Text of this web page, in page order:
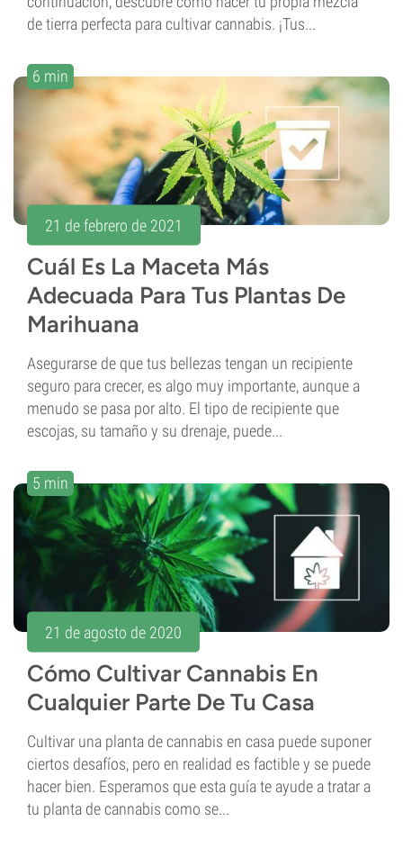
de tierra perfecta para cultivar cannabis. ¡Tus...
6 min
21 de febrero de 2021
Cuál Es La Maceta Más
Adecuada Para Tus Plantas De
Marihuana
Asegurarse de que tus bellezas tengan un recipiente
seguro para crecer, es algo muy importante, aunque a
menudo se pasa por alto. El tipo de recipiente que
escojas, su tamaño y su drenaje, puede...
5 min
21 de agosto de 2020
Cómo Cultivar Cannabis En
Cualquier Parte De Tu Casa
Cultivar una planta de cannabis en casa puede suponer
ciertos desafíos, pero en realidad es factible y se puede
hacer bien. Esperamos que esta guía te ayude a tratar a
tu planta de cannabis como se...